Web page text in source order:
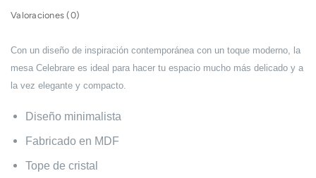
Valoraciones (0)
Con un diseño de inspiración contemporánea con un toque moderno, la
mesa Celebrare es ideal para hacer tu espacio mucho más delicado y a
la vez elegante y compacto.
Diseño minimalista
Fabricado en MDF
Tope de cristal